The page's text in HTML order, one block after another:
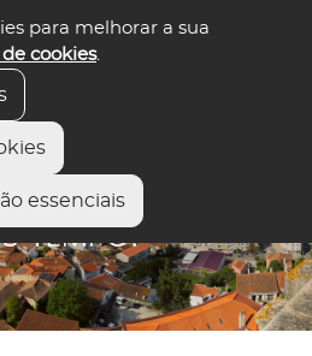
para melhorar a sua
cookies.
essenciais